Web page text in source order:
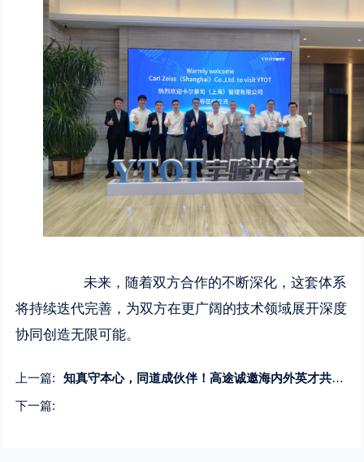
未来，随着双方合作的不断深化，这套体系
将持续迭代完善，为双方在更广阔的技术领域展开深度
协同创造无限可能。
上一篇:
知真守本心，同道成伙伴！高途诚邀海内外英才共赴美好征程
下一篇: